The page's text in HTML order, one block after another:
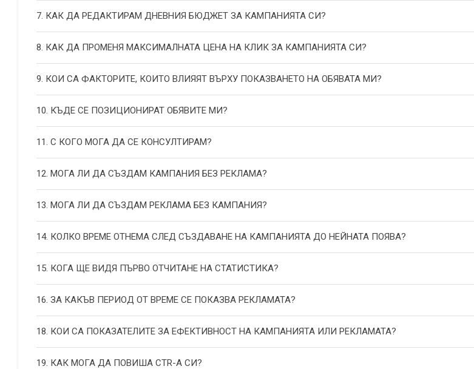
7. КАК ДА РЕДАКТИРАМ ДНЕВНИЯ БЮДЖЕТ ЗА КАМПАНИЯТА СИ?
8. КАК ДА ПРОМЕНЯ МАКСИМАЛНАТА ЦЕНА НА КЛИК ЗА КАМПАНИЯТА СИ?
9. КОИ СА ФАКТОРИТЕ, КОИТО ВЛИЯЯТ ВЪРХУ ПОКАЗВАНЕТО НА ОБЯВАТА МИ?
10. КЪДЕ СЕ ПОЗИЦИОНИРАТ ОБЯВИТЕ МИ?
11. С КОГО МОГА ДА СЕ КОНСУЛТИРАМ?
12. МОГА ЛИ ДА СЪЗДАМ КАМПАНИЯ БЕЗ РЕКЛАМА?
13. МОГА ЛИ ДА СЪЗДАМ РЕКЛАМА БЕЗ КАМПАНИЯ?
14. КОЛКО ВРЕМЕ ОТНЕМА СЛЕД СЪЗДАВАНЕ НА КАМПАНИЯТА ДО НЕЙНАТА ПОЯВА?
15. КОГА ЩЕ ВИДЯ ПЪРВО ОТЧИТАНЕ НА СТАТИСТИКА?
16. ЗА КАКЪВ ПЕРИОД ОТ ВРЕМЕ СЕ ПОКАЗВА РЕКЛАМАТА?
18. КОИ СА ПОКАЗАТЕЛИТЕ ЗА ЕФЕКТИВНОСТ НА КАМПАНИЯТА ИЛИ РЕКЛАМАТА?
19. КАК МОГА ДА ПОВИША СТR-А СИ?